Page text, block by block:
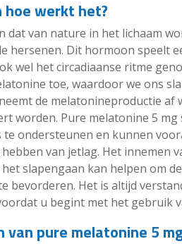
werkt het?
dat van nature in het lichaam
hersenen. Dit hormoon speelt
wel het circadiaanse ritme
toe, waardoor we ons
de melatonineproductie af
worden. Pure melatonine 5
ondersteunen en kunnen
van jetlag. Het innemen
slapengaan kan helpen om
bevorderen. Het is altijd
u begint met het gebruik
pure melatonine 5